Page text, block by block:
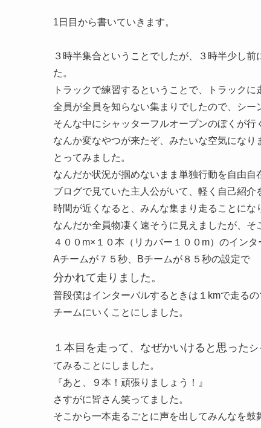
1日目から書いていきます。
３時半集合ということでしたが、３時半少し
た。
トラックで練習するということで、トラック
全員が全員を知らない集まりでしたので、シー
そんな中にシャッターフルオープンのぼくが行
なんか変なやつが来たぞ、みたいな空気にな
とってみました。
なんだか状況が掴めないまま単独行動を自由自
ブログで見ていた主人公がいて、軽く自己紹介
時間が近くなると、みんな集まり走ることにな
なんだか全員物凄く速そうに見えましたが、そ
４００m×１０本（リカバー１００m）のインタ
Aチームが７５秒、Bチームが８５秒の設定で
分かれて走りました。
普段僕はインターバルするときは１kmで走る
チームにいくことにしました。
１本目を走って、なぜかいけると思った
てみることにしました。
『あと、９本！頑張りましょう！』
さすがに皆さん笑ってました。
そこから一本走るごとに声を出してみんなを鼓